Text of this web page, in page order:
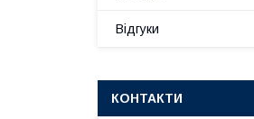
Відгуки
КОНТАКТИ